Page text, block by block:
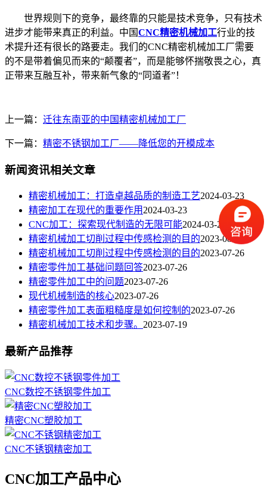
世界规则下的竞争，最终靠的只能是技术竞争，只有技术
进步才能带来真正的利益。中国CNC精密机械加工行业的技
术提升还有很长的路要走。我们的CNC精密机械加工厂需要
的不是带着偏见而来的“颠覆者”，而是能够怀揣敬畏之心，真
正带来互融互补，带来新气象的“同道者”！
上一篇： 迁往东南亚的中国精密机械加工厂
下一篇： 精密不锈钢加工厂——降低您的开模成本
新闻资讯相关文章
​精密机械加工：打造卓越品质的制造工艺2024-03-23
精密加工在现代的重要作用 2024-03-23
CNC加工：探索现代制造的无限可能2024-03-23
精密机械加工切削过程中传感检测的目的2023-08-02
精密机械加工切削过程中传感检测的目的2023-07-26
精密零件加工基础问题回答2023-07-26
精密零件加工中的问题2023-07-26
现代机械制造的核心2023-07-26
精密零件加工表面粗糙度是如何控制的2023-07-26
精密机械加工技术和步骤。 2023-07-19
最新产品推荐
CNC数控不锈钢零件加工
精密CNC塑胶加工
CNC不锈钢精密加工
CNC加工产品中心